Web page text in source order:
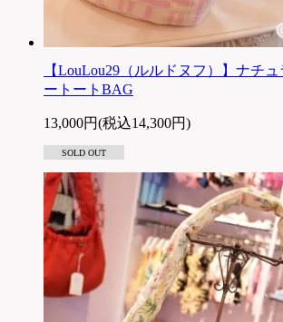
【LouLou29（ルルドヌフ）】ナチ
ートートBAG
13,000円(税込14,300円)
SOLD OUT